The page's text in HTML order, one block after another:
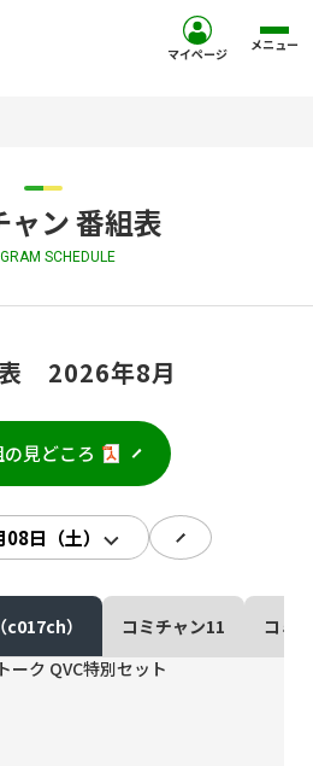
マイページ メニュー
ャン 番組表
SCHEDULE
表 2026年8月
見どころ
） コミチャン11 コミ
ーク QVC特別セット